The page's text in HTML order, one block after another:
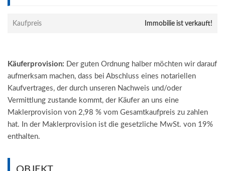
Kaufpreis Immobilie ist verkauft!
Käuferprovision: Der guten Ordnung halber möchten wir darauf
aufmerksam machen, dass bei Abschluss eines notariellen
Kaufvertrages, der durch unseren Nachweis und/oder
Vermittlung zustande kommt, der Käufer an uns eine
Maklerprovision von 2,98 % vom Gesamtkaufpreis zu zahlen
hat. In der Maklerprovision ist die gesetzliche MwSt. von 19%
enthalten.